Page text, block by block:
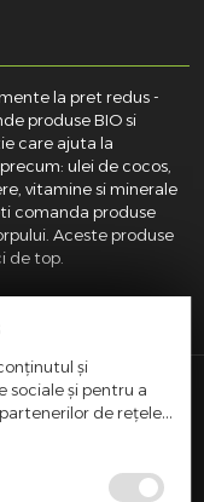
la pret redus -
produse BIO si
care ajuta la
ulei de cocos,
vitamine si minerale
comanda produse
Aceste produse
de top.
Adresa: Str.
și
sociale și pentru a
de rețele
cu privire la
le pot combina cu
urma folosirii